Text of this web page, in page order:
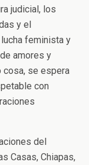
judicial, los
y el
feminista y
amores y
cosa, se espera
con
del
Casas, Chiapas,